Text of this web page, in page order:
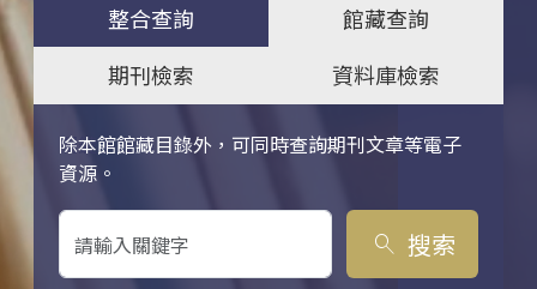
整合查詢
館藏查詢
期刊檢索
資料庫檢索
除本館館藏目錄外，可同時查詢期刊文章等電子
資源。
關鍵字搜尋
search 搜索